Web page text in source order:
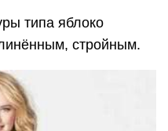
типа яблоко
стройным.